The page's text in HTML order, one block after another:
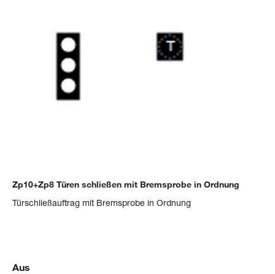
Zp10+Zp8 Türen schließen mit Bremsprobe in Ordnung
Türschließauftrag mit Bremsprobe in Ordnung
Aus